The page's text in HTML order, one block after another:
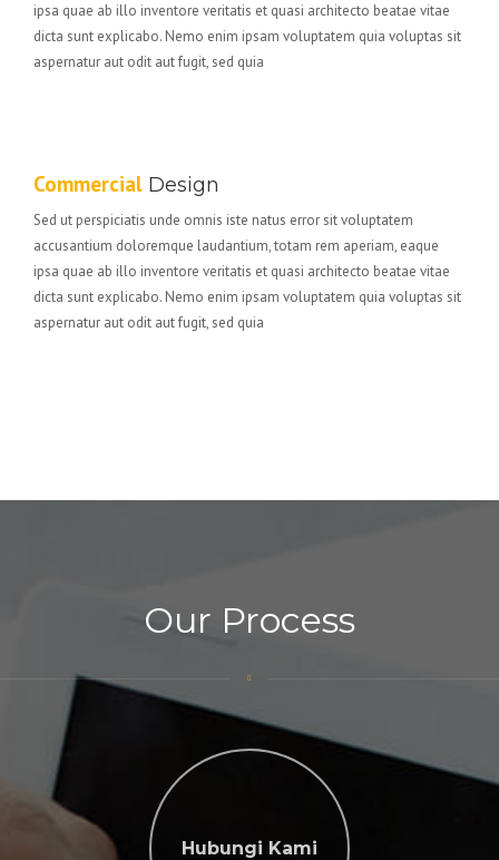
ipsa quae ab illo inventore veritatis et quasi architecto beatae vitae
dicta sunt explicabo. Nemo enim ipsam voluptatem quia voluptas sit
aspernatur aut odit aut fugit, sed quia
Commercial Design
Sed ut perspiciatis unde omnis iste natus error sit voluptatem
accusantium doloremque laudantium, totam rem aperiam, eaque
ipsa quae ab illo inventore veritatis et quasi architecto beatae vitae
dicta sunt explicabo. Nemo enim ipsam voluptatem quia voluptas sit
aspernatur aut odit aut fugit, sed quia
Our Process
Hubungi Kami